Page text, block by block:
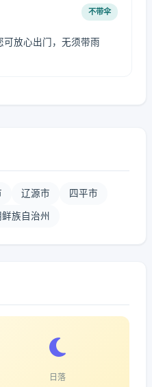
不带伞
可放心出门，无须带雨
辽源市 四平市
族自治州
日落